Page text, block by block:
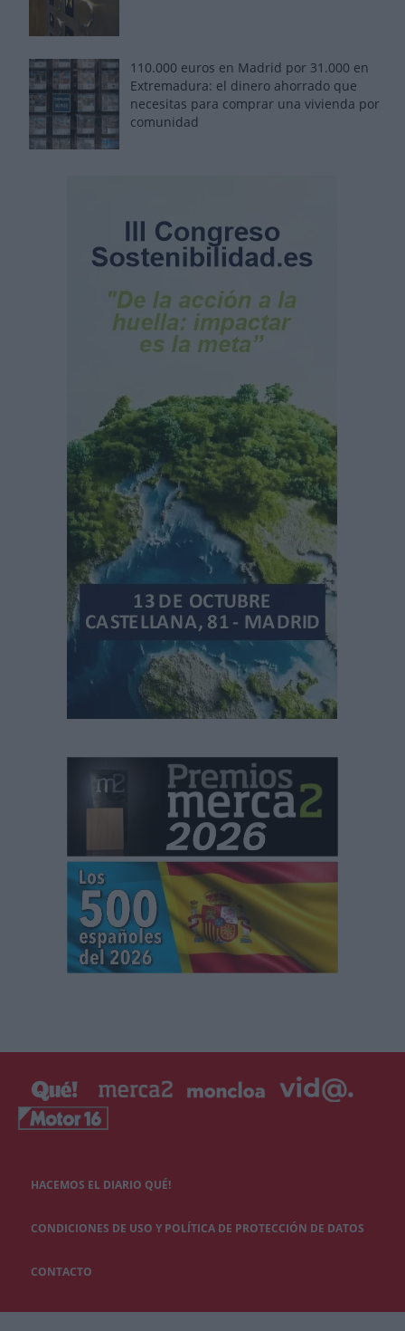
110.000 euros en Madrid por 31.000 en
Extremadura: el dinero ahorrado que
necesitas para comprar una vivienda por
comunidad
HACEMOS EL DIARIO QUÉ!
CONDICIONES DE USO Y POLÍTICA DE PROTECCIÓN DE DATOS
CONTACTO